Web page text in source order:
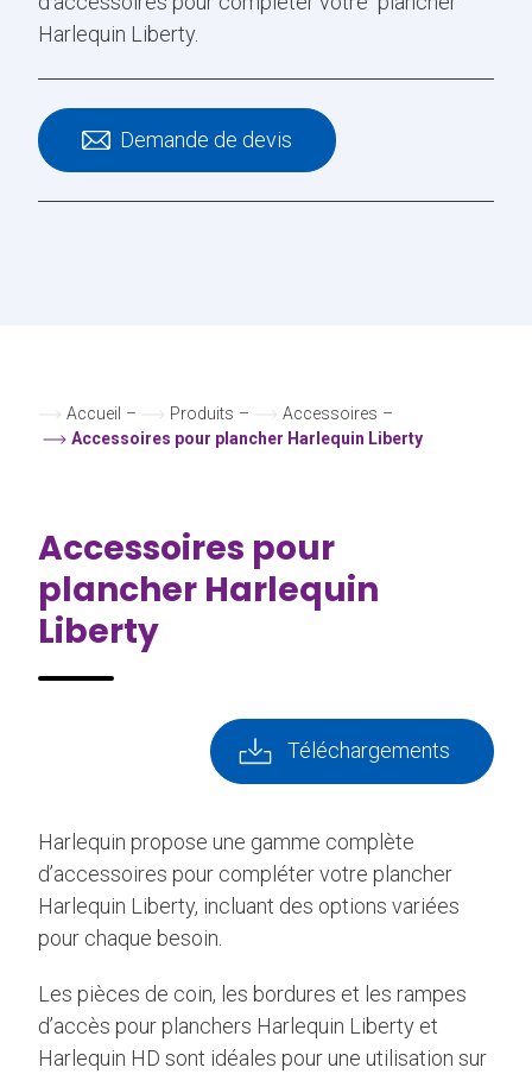
Harlequin Liberty.
Demande de devis
Accueil – Produits – Accessoires –
Accessoires pour plancher Harlequin Liberty
Accessoires pour
plancher Harlequin
Liberty
Téléchargements
Harlequin propose une gamme complète
d’accessoires pour compléter votre plancher
Harlequin Liberty, incluant des options variées
pour chaque besoin.
Les pièces de coin, les bordures et les rampes
d’accès pour planchers Harlequin Liberty et
Harlequin HD sont idéales pour une utilisation sur